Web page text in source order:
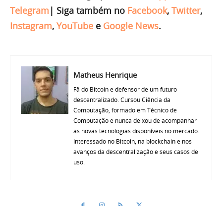
Telegram | Siga também no Facebook, Twitter,
Instagram, YouTube e Google News.
Matheus Henrique
Fã do Bitcoin e defensor de um futuro
descentralizado. Cursou Ciência da
Computação, formado em Técnico de
Computação e nunca deixou de acompanhar
as novas tecnologias disponíveis no mercado.
Interessado no Bitcoin, na blockchain e nos
avanços da descentralização e seus casos de
uso.